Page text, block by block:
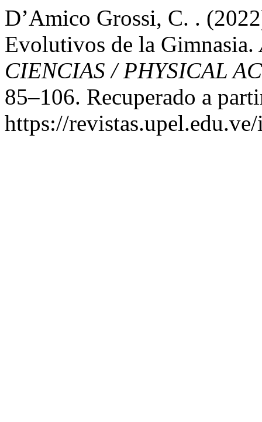
D’Amico Grossi, C. .
Evolutivos de la Gimnasia.
CIENCIAS / PHYSICAL
85–106. Recuperado a
https://